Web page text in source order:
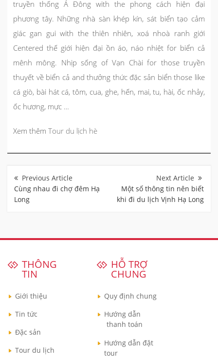
truyền thống Á Đông with the phong cách hiện đại
phương tây. Những nhà sàn khép kín, sát biển tạo cảm
giác gan gui with the thiên nhiên, xoá nhoà ranh giới
Centered thế giới hiện đại ồn áo, náo nhiệt for biển cả
mênh mông. Nhịp sống of Vạn Chài for those truyền
thuyết về biển cả and thưởng thức đặc sản biển those like
cá giò, bài hát cá, tôm, cua, ghe, hến, mai, tu, hài, ốc nhảy,
ốc hương, mực …
Xem thêm Tour du lịch hè
hướng
bài
viết
Cùng nhau đi chợ đêm Hạ
Long
Một số thông tin nên biết
khi đi du lịch Vịnh Hạ Long
THÔNG
TIN
Giới thiệu
Tin tức
Đặc sản
Tour du lịch
HỖ TRỢ
CHUNG
Quy định chung
Hướng dẫn
thanh toán
Hướng dẫn đặt
tour